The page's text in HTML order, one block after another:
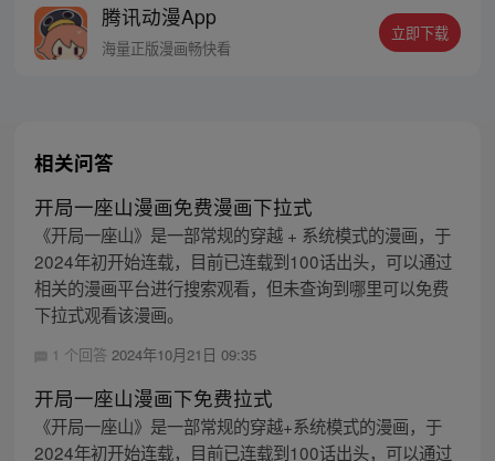
名震古今，问一声：王侯将相，宁有种乎！
腾讯动漫App
海量正版漫画畅快看
立即下载
相关问答
开局一座山漫画免费漫画下拉式
《开局一座山》是一部常规的穿越 + 系统模式的漫画，于
2024年初开始连载，目前已连载到100话出头，可以通过
相关的漫画平台进行搜索观看，但未查询到哪里可以免费
下拉式观看该漫画。
1 个回答 2024年10月21日 09:35
开局一座山漫画下免费拉式
《开局一座山》是一部常规的穿越+系统模式的漫画，于
2024年初开始连载，目前已连载到100话出头，可以通过